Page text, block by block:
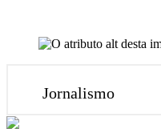
Jornalismo